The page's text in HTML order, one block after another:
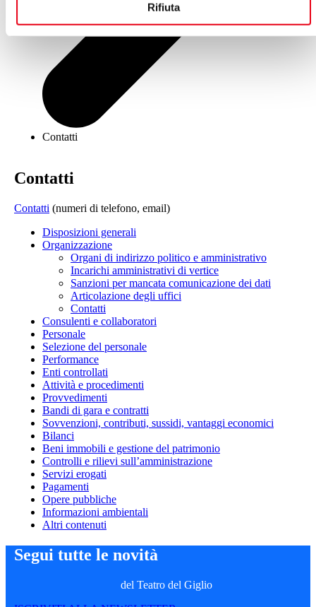
Rifiuta
Contatti
Contatti
Contatti (numeri di telefono, email)
Disposizioni generali
Organizzazione
Organi di indirizzo politico e amministrativo
Incarichi amministrativi di vertice
Sanzioni per mancata comunicazione dei dati
Articolazione degli uffici
Contatti
Consulenti e collaboratori
Personale
Selezione del personale
Performance
Enti controllati
Attività e procedimenti
Provvedimenti
Bandi di gara e contratti
Sovvenzioni, contributi, sussidi, vantaggi economici
Bilanci
Beni immobili e gestione del patrimonio
Controlli e rilievi sull’amministrazione
Servizi erogati
Pagamenti
Opere pubbliche
Informazioni ambientali
Altri contenuti
Segui tutte le novità
del Teatro del Giglio